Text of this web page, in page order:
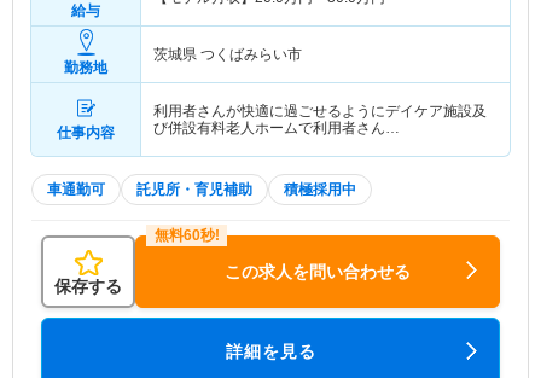
給与
勤務地
茨城県 つくばみらい市
仕事内容
利用者さんが快適に過ごせるようにデイケア施設及
び併設有料老人ホームで利用者さん…
車通勤可 託児所・育児補助 積極採用中
保存する
この求人を問い合わせる
詳細を見る